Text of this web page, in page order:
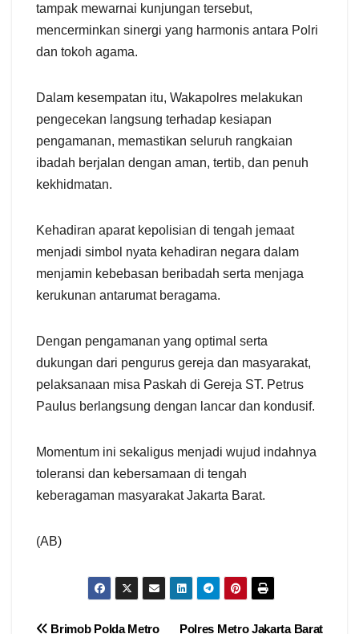
tampak mewarnai kunjungan tersebut,
mencerminkan sinergi yang harmonis antara Polri
dan tokoh agama.
Dalam kesempatan itu, Wakapolres melakukan
pengecekan langsung terhadap kesiapan
pengamanan, memastikan seluruh rangkaian
ibadah berjalan dengan aman, tertib, dan penuh
kekhidmatan.
Kehadiran aparat kepolisian di tengah jemaat
menjadi simbol nyata kehadiran negara dalam
menjamin kebebasan beribadah serta menjaga
kerukunan antarumat beragama.
Dengan pengamanan yang optimal serta
dukungan dari pengurus gereja dan masyarakat,
pelaksanaan misa Paskah di Gereja ST. Petrus
Paulus berlangsung dengan lancar dan kondusif.
Momentum ini sekaligus menjadi wujud indahnya
toleransi dan kebersamaan di tengah
keberagaman masyarakat Jakarta Barat.
(AB)
Polres Metro Jakarta Barat
Brimob Polda Metro